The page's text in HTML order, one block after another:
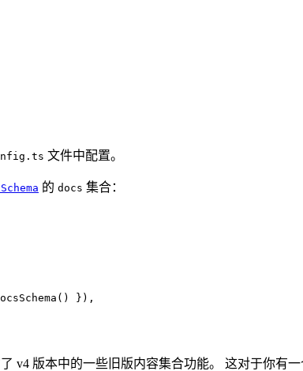
文件中配置。
的 docs 集合：
() } ) ,
v4 版本中的一些旧版内容集合功能。 这对于你有